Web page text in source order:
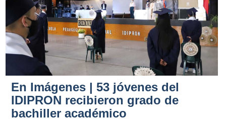
En Imágenes | 53 jóvenes del
IDIPRON recibieron grado de
bachiller académico